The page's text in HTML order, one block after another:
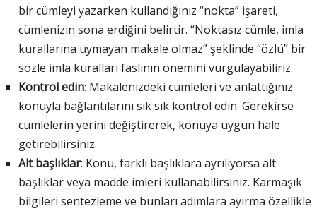
bir cümleyi yazarken kullandığınız “nokta” işareti,
cümlenizin sona erdiğini belirtir. “Noktasız cümle, imla
kurallarına uymayan makale olmaz” şeklinde “özlü” bir
sözle imla kuralları faslının önemini vurgulayabiliriz.
Kontrol edin: Makalenizdeki cümleleri ve anlattığınız
konuyla bağlantılarını sık sık kontrol edin. Gerekirse
cümlelerin yerini değiştirerek, konuya uygun hale
getirebilirsiniz.
Alt başlıklar: Konu, farklı başlıklara ayrılıyorsa alt
başlıklar veya madde imleri kullanabilirsiniz. Karmaşık
bilgileri sentezleme ve bunları adımlara ayırma özellikle